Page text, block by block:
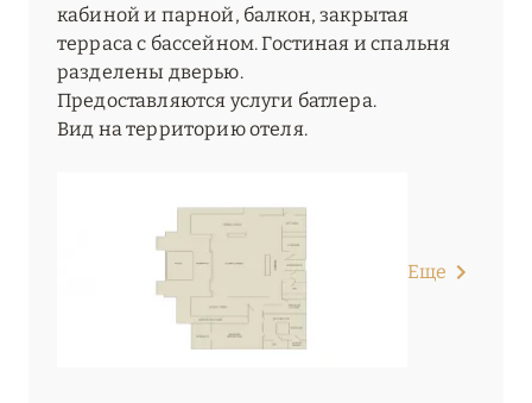
кабиной и парной, балкон, закрытая
терраса с бассейном. Гостиная и спальня
разделены дверью.
Предоставляются услуги батлера.
Вид на территорию отеля.
Еще